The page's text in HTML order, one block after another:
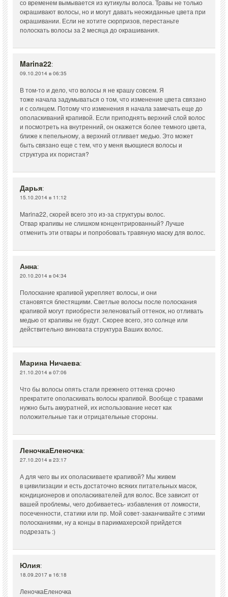
со временем вымывается из кутикулы волоса. Травы не только
окрашивают волосы, но и могут давать неожиданные цвета при
окрашивании. Если не хотите сюрпризов, перестаньте
полоскать волосы за 2 месяца до окрашивания.
Marina22:
09.10.2014 в 06:35
В том-то и дело, что волосы я не крашу совсем. Я
тоже начала задумываться о том, что изменение цвета связано
и с солнцем. Потому что изменения я начала замечать еще до
ополаскиваний крапивой. Если приподнять верхний слой волос
и посмотреть на внутренний, он окажется более темного цвета,
ближе к пепельному, а верхний отливает медью. Это может
быть связано еще с тем, что у меня вьющиеся волосы и
структура их пористая?
Дарья:
15.10.2014 в 11:12
Marina22, скорей всего это из-за структуры волос.
Отвар крапивы не слишком концентрированный? Лучше
отменить эти отвары и попробовать травяную маску для волос.
Анна:
20.10.2014 в 04:34
Полоскание крапивой укрепляет волосы, и они
становятся блестящими. Светлые волосы после полоскания
крапивой могут приобрести зеленоватый оттенок, но отливать
медью от крапивы не будут. Скорее всего, это солнце или
действительно виновата структура Ваших волос.
Марина Ничаева:
21.10.2014 в 07:06
Что бы волосы опять стали прежнего оттенка срочно
прекратите ополаскивать волосы крапивой. Вообще с травами
нужно быть аккуратней, их использование несет как
положительные так и отрицательные стороны.
ЛеночкаЕленочка:
27.10.2014 в 23:17
А для чего вы их ополаскиваете крапивой? Мы живем
в цивилизации и есть достаточно всяких питательных масок,
кондиционеров и ополаскивателей для волос. Все зависит от
вашей проблемы, чего добиваетесь- избавления от ломкости,
посеченности, статики или пр. Мой совет-заканчивайте с этими
полосканиями, ну а концы в парикмахерской прийдется
подрезать :)
Юлия:
18.09.2017 в 16:18
ЛеночкаЕленочка